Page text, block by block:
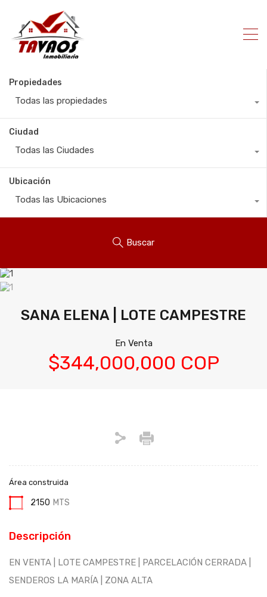
Propiedades
Todas las propiedades
Ciudad
Todas las Ciudades
Ubicación
Todas las Ubicaciones
Buscar
SANA ELENA | LOTE CAMPESTRE
En Venta
$344,000,000 COP
Área construida
2150 MTS
Descripción
EN VENTA | LOTE CAMPESTRE | PARCELACIÓN CERRADA |
SENDEROS LA MARÍA | ZONA ALTA